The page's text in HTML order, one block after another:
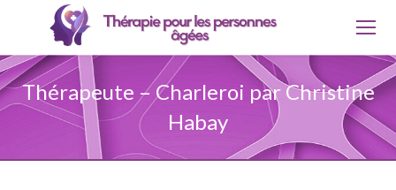
Thérapeute – Charleroi par Christine
Habay